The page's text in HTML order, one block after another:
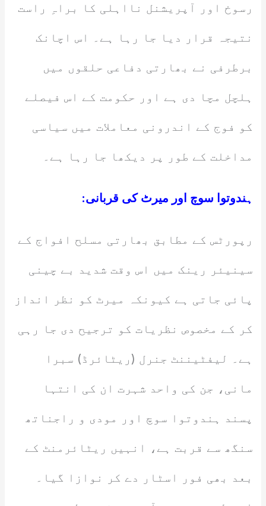
رسوخ اور آپریشنل نااہلی کا براہِ راست
نتیجہ قرار دیا جا رہا ہے۔ اس اچانک
برطرفی نے بھارتی دفاعی حلقوں میں
ہلچل مچا دی ہے اور حکومت کے اس فیصلے
کو فوج کے اندرونی معاملات میں سیاسی
مداخلت کے طور پر دیکھا جا رہا ہے۔
ہندوتوا سوچ اور میرٹ کی قربانی:
رپورٹس کے مطابق بھارتی مسلح افواج کے
سینیئر رینک میں اس وقت شدید بے چینی
پائی جاتی ہے کیونکہ میرٹ کو نظر انداز
کر کے مخصوص نظریات کو ترجیح دی جا رہی
ہے۔ لیفٹیننٹ جنرل (ریٹائرڈ) سبرا
مانی، جن کی واحد شہرت ان کی انتہا
پسند ہندوتوا سوچ اور مودی و راجناتھ
سنگھ سے قربت ہے، انہیں ریٹائرمنٹ کے
بعد بھی فور اسٹار دے کر نوازا گیا۔